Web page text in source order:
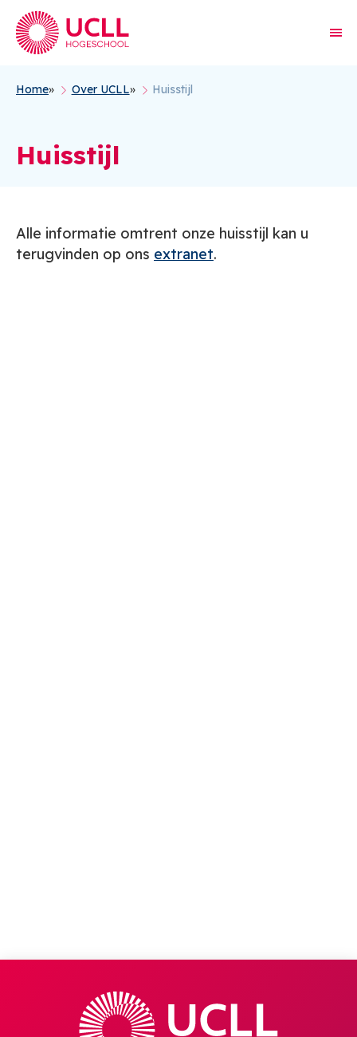
Kruimelpad
Home Over UCLL Huisstijl
Huisstijl
Alle informatie omtrent onze huisstijl kan u
terugvinden op ons extranet.